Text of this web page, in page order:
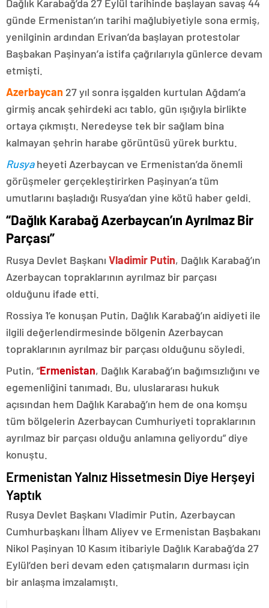
Dağlık Karabağ’da 27 Eylül tarihinde başlayan savaş 44
günde Ermenistan’ın tarihi mağlubiyetiyle sona ermiş,
yenilginin ardından Erivan’da başlayan protestolar
Başbakan Paşinyan’a istifa çağrılarıyla günlerce devam
etmişti.
Azerbaycan 27 yıl sonra işgalden kurtulan Ağdam’a
girmiş ancak şehirdeki acı tablo, gün ışığıyla birlikte
ortaya çıkmıştı. Neredeyse tek bir sağlam bina
kalmayan şehrin harabe görüntüsü yürek burktu.
Rusyaheyeti Azerbaycan ve Ermenistan’da önemli
görüşmeler gerçekleştirirken Paşinyan’a tüm
umutlarını başladığı Rusya’dan yine kötü haber geldi.
“Dağlık Karabağ Azerbaycan’ın Ayrılmaz Bir
Parçası”
Rusya Devlet Başkanı Vladimir Putin, Dağlık Karabağ’ın
Azerbaycan topraklarının ayrılmaz bir parçası
olduğunu ifade etti.
Rossiya 1’e konuşan Putin, Dağlık Karabağ’ın aidiyeti ile
ilgili değerlendirmesinde bölgenin Azerbaycan
topraklarının ayrılmaz bir parçası olduğunu söyledi.
Putin, “Ermenistan, Dağlık Karabağ’ın bağımsızlığını ve
egemenliğini tanımadı. Bu, uluslararası hukuk
açısından hem Dağlık Karabağ’ın hem de ona komşu
tüm bölgelerin Azerbaycan Cumhuriyeti topraklarının
ayrılmaz bir parçası olduğu anlamına geliyordu” diye
konuştu.
Ermenistan Yalnız Hissetmesin Diye Herşeyi
Yaptık
Rusya Devlet Başkanı Vladimir Putin, Azerbaycan
Cumhurbaşkanı İlham Aliyev ve Ermenistan Başbakanı
Nikol Paşinyan 10 Kasım itibariyle Dağlık Karabağ’da 27
Eylül’den beri devam eden çatışmaların durması için
bir anlaşma imzalamıştı.